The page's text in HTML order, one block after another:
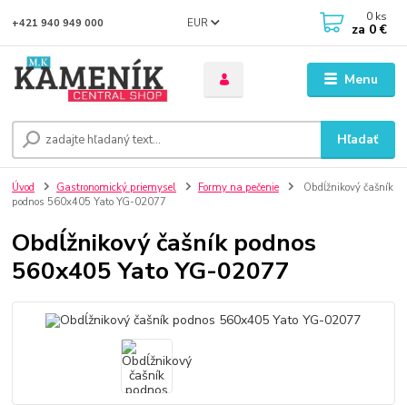
Menu
EUR
Hľadať
+421 940 949 000 0 ks
za 0 €
Úvod Gastronomický priemysel Formy na pečenie
Obdĺžnikový čašník
podnos 560x405 Yato YG-02077
Obdĺžnikový čašník podnos
560x405 Yato YG-02077